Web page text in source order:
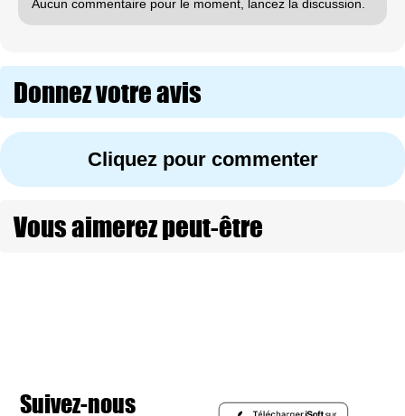
Aucun commentaire pour le moment, lancez la discussion.
Donnez votre avis
Cliquez pour commenter
Vous aimerez peut-être
Suivez-nous